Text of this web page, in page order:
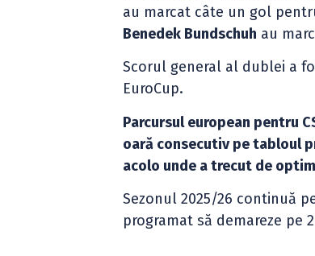
au marcat câte un gol
Benedek Bundschuh au
Scorul general al dublei a
EuroCup.
Parcursul european pentru
oară consecutiv pe tabloul
acolo unde a trecut de
Sezonul 2025/26 continuă
programat să demareze pe